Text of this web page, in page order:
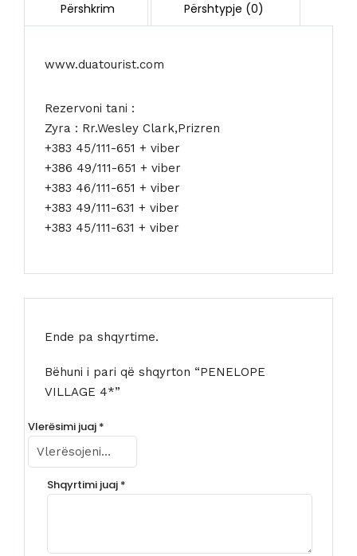
www.duatourist.com
Rezervoni tani :
Zyra : Rr.Wesley Clark,Prizren
+383 45/111-651 + viber
+386 49/111-651 + viber
+383 46/111-651 + viber
+383 49/111-631 + viber
+383 45/111-631 + viber
Ende pa shqyrtime.
Bëhuni i pari që shqyrton “PENELOPE
VILLAGE 4*”
Vlerësimi juaj *
Shqyrtimi juaj *